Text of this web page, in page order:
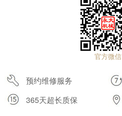
官方微信
预约维修服务
365天超长质保